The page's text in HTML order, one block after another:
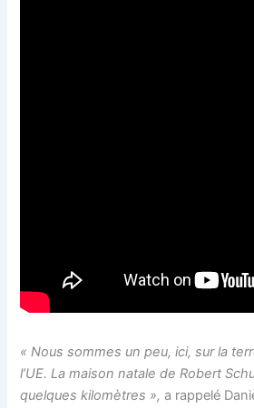
« Nous sommes un peu, ici, sur la
l’UE. La maison natale de Robert
quelques kilomètres », a rappelé